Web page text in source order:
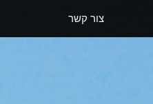
צור קשר